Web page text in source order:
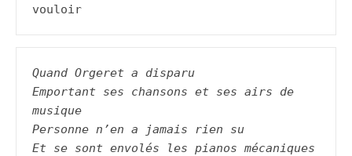
vouloir
Quand Orgeret a disparu
Emportant ses chansons et ses airs de
musique
Personne n’en a jamais rien su
Et se sont envolés les pianos mécaniques